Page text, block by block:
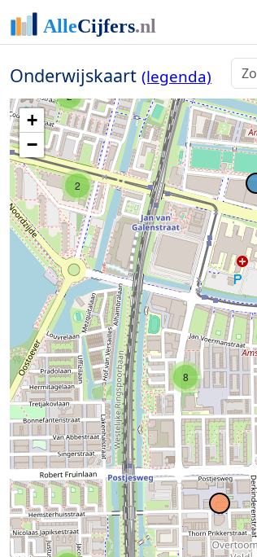
Onderwijskaart (legenda)
8
2
2
+
−